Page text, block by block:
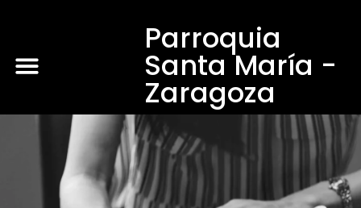
Parroquia
Santa María -
Zaragoza